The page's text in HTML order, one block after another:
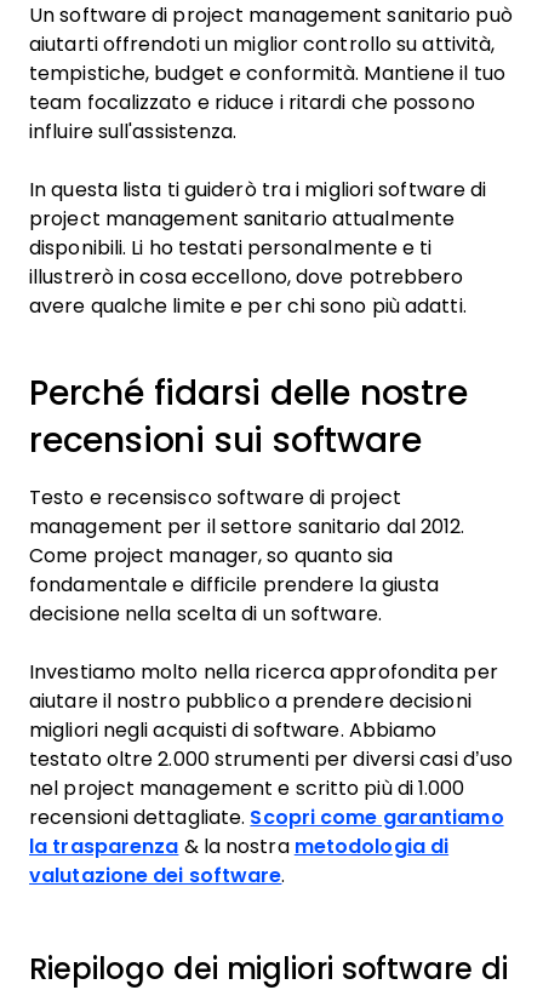
Un software di project management sanitario può
aiutarti offrendoti un miglior controllo su attività,
tempistiche, budget e conformità. Mantiene il tuo
team focalizzato e riduce i ritardi che possono
influire sull'assistenza.
In questa lista ti guiderò tra i migliori software di
project management sanitario attualmente
disponibili. Li ho testati personalmente e ti
illustrerò in cosa eccellono, dove potrebbero
avere qualche limite e per chi sono più adatti.
Perché fidarsi delle nostre
recensioni sui software
Testo e recensisco software di project
management per il settore sanitario dal 2012.
Come project manager, so quanto sia
fondamentale e difficile prendere la giusta
decisione nella scelta di un software.
Investiamo molto nella ricerca approfondita per
aiutare il nostro pubblico a prendere decisioni
migliori negli acquisti di software. Abbiamo
testato oltre 2.000 strumenti per diversi casi d’uso
nel project management e scritto più di 1.000
recensioni dettagliate. Scopri come garantiamo
la trasparenza & la nostra metodologia di
valutazione dei software.
Riepilogo dei migliori software di